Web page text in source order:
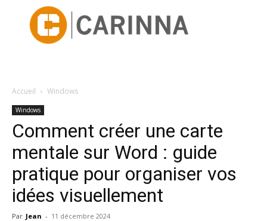
Accueil Windows
Windows
Comment créer une carte
mentale sur Word : guide
pratique pour organiser vos
idées visuellement
Par Jean - 11 décembre 2024